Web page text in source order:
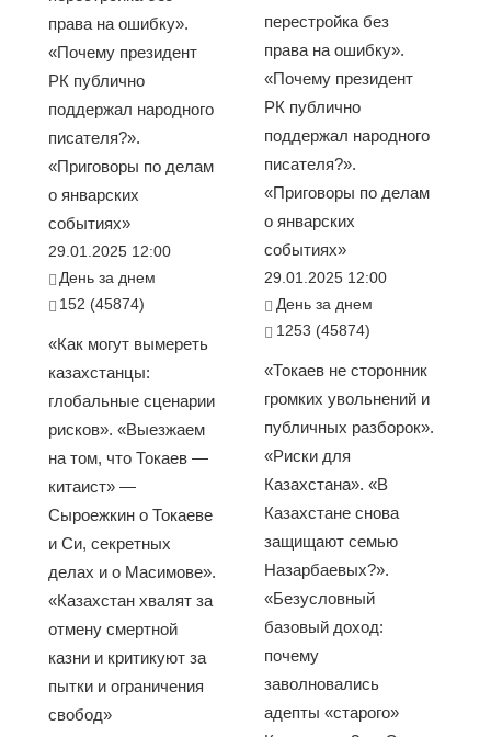
права на ошибку».
«Почему президент
РК публично
поддержал народного
писателя?».
«Приговоры по делам
о январских
событиях»
29.01.2025 12:00
День за днем
152 (45874)
«Как могут вымереть
казахстанцы:
глобальные сценарии
рисков». «Выезжаем
на том, что Токаев —
китаист» —
Сыроежкин о Токаеве
и Си, секретных
делах и о Масимове».
«Казахстан хвалят за
отмену смертной
казни и критикуют за
пытки и ограничения
свобод»
перестройка без
права на ошибку».
«Почему президент
РК публично
поддержал народного
писателя?».
«Приговоры по делам
о январских
событиях»
29.01.2025 12:00
День за днем
1253 (45874)
«Токаев не сторонник
громких увольнений и
публичных разборок».
«Риски для
Казахстана». «В
Казахстане снова
защищают семью
Назарбаевых?».
«Безусловный
базовый доход:
почему
заволновались
адепты «старого»